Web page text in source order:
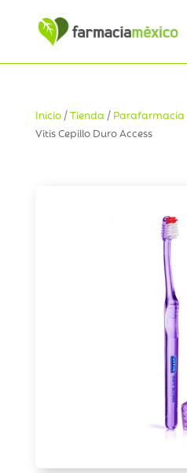
Inicio/Tienda / Parafarmacia
Vitis Cepillo Duro Access